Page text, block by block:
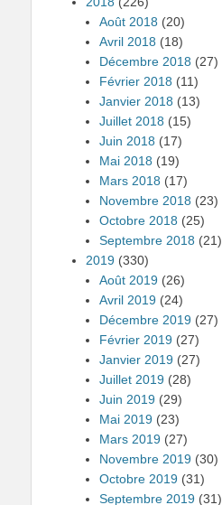
Août 2018 (20)
Avril 2018 (18)
Décembre 2018 (27)
Février 2018 (11)
Janvier 2018 (13)
Juillet 2018 (15)
Juin 2018 (17)
Mai 2018 (19)
Mars 2018 (17)
Novembre 2018 (23)
Octobre 2018 (25)
Septembre 2018 (21)
2019 (330)
Août 2019 (26)
Avril 2019 (24)
Décembre 2019 (27)
Février 2019 (27)
Janvier 2019 (27)
Juillet 2019 (28)
Juin 2019 (29)
Mai 2019 (23)
Mars 2019 (27)
Novembre 2019 (30)
Octobre 2019 (31)
Septembre 2019 (31)